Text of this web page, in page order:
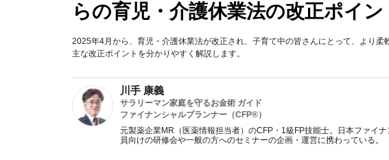
らの育児・介護休業法の改正ポイン
2025年4月から、育児・介護休業法が改正され、子育て中の皆さんにとって、より柔
主な改正ポイントを分かりやすく解説します。
川手 康義
サラリーマン家庭を守るお金術 ガイド
ファイナンシャルプランナー（CFP®）
元製薬企業MR（医薬情報担当者）のCFP・1級FP技能士。日本ファイ
員向けの研修会や一般の方へのセミナーの企画・運営に携わっている。